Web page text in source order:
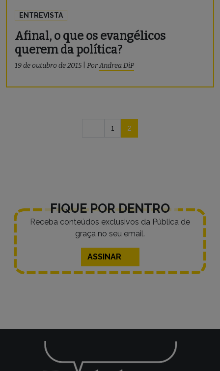
ENTREVISTA
Afinal, o que os evangélicos
querem da política?
19 de outubro de 2015 PorAndrea DiP
1 2
FIQUE POR DENTRO
Receba conteúdos exclusivos da Pública de
graça no seu email.
ASSINAR